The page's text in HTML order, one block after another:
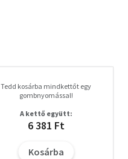
Tedd kosárba mindkettőt egy
gombnyomással!
A kettő együtt:
6 381 Ft
Kosárba